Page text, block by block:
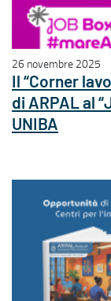
26 novembre 2025
Il “Corner
di ARPAL al
UNIBA